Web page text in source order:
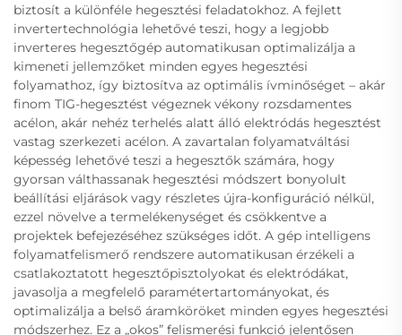
biztosít a különféle hegesztési feladatokhoz. A fejlett
invertertechnológia lehetővé teszi, hogy a legjobb
inverteres hegesztőgép automatikusan optimalizálja a
kimeneti jellemzőket minden egyes hegesztési
folyamathoz, így biztosítva az optimális ívminőséget – akár
finom TIG-hegesztést végeznek vékony rozsdamentes
acélon, akár nehéz terhelés alatt álló elektródás hegesztést
vastag szerkezeti acélon. A zavartalan folyamatváltási
képesség lehetővé teszi a hegesztők számára, hogy
gyorsan válthassanak hegesztési módszert bonyolult
beállítási eljárások vagy részletes újra-konfiguráció nélkül,
ezzel növelve a termelékenységet és csökkentve a
projektek befejezéséhez szükséges időt. A gép intelligens
folyamatfelismerő rendszere automatikusan érzékeli a
csatlakoztatott hegesztőpisztolyokat és elektródákat,
javasolja a megfelelő paramétertartományokat, és
optimalizálja a belső áramköröket minden egyes hegesztési
módszerhez. Ez a „okos” felismerési funkció jelentősen